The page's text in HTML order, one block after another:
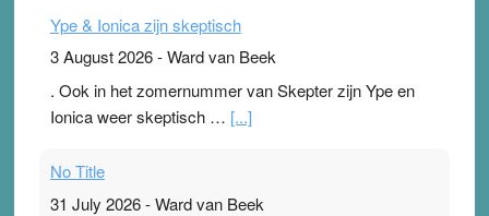
Ype & Ionica zijn skeptisch
3 August 2026-Ward van Beek
. Ook in het zomernummer van Skepter zijn Ype en
Ionica weer skeptisch … [...]
No Title
31 July 2026-Ward van Beek